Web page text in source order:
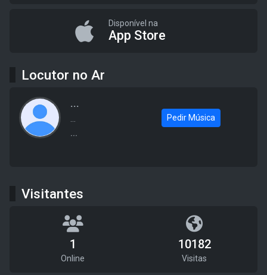
Disponível na
App Store
Locutor no Ar
...
...
...
Pedir Música
Visitantes
1
Online
10182
Visitas